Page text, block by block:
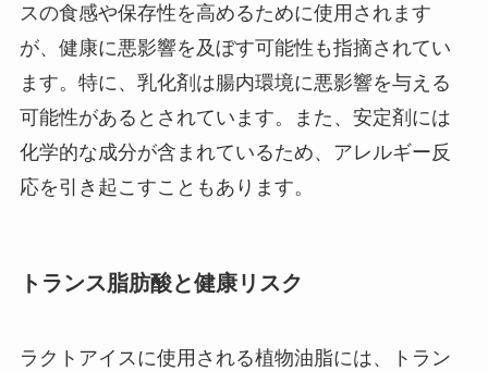
スの食感や保存性を高めるために使用されます
が、健康に悪影響を及ぼす可能性も指摘されてい
ます。特に、乳化剤は腸内環境に悪影響を与える
可能性があるとされています。また、安定剤には
化学的な成分が含まれているため、アレルギー反
応を引き起こすこともあります。
トランス脂肪酸と健康リスク
ラクトアイスに使用される植物油脂には、トラン